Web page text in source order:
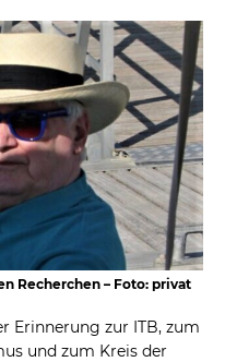
Recherchen – Foto: privat
Erinnerung zur ITB, zum
und zum Kreis der